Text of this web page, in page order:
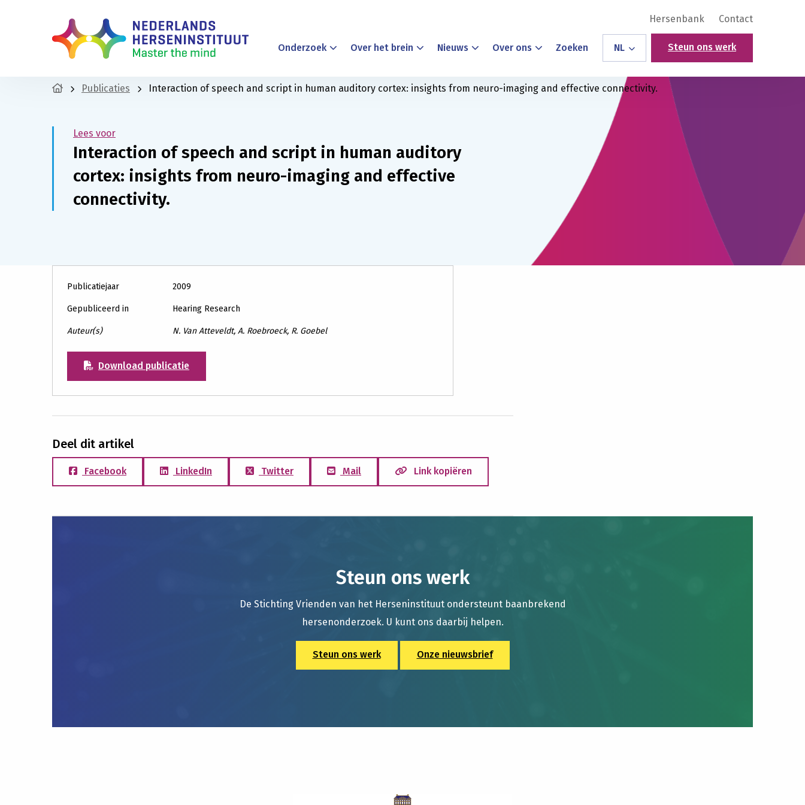
Hersenbank Contact
Onderzoek Over het brein Nieuws Over ons Zoeken NL Steun ons werk
Publicaties Interaction of speech and script in human auditory cortex: insights from neuro-imaging and effective connectivity.
Lees voor
Interaction of speech and script in human auditory
cortex: insights from neuro-imaging and effective
connectivity.
Publicatiejaar 2009
Gepubliceerd in Hearing Research
Auteur(s) N. Van Atteveldt, A. Roebroeck, R. Goebel
Download publicatie
Deel dit artikel
Facebook LinkedIn Twitter Mail Link kopiëren
Steun ons werk
De Stichting Vrienden van het Herseninstituut ondersteunt baanbrekend
hersenonderzoek. U kunt ons daarbij helpen.
Steun ons werk Onze nieuwsbrief